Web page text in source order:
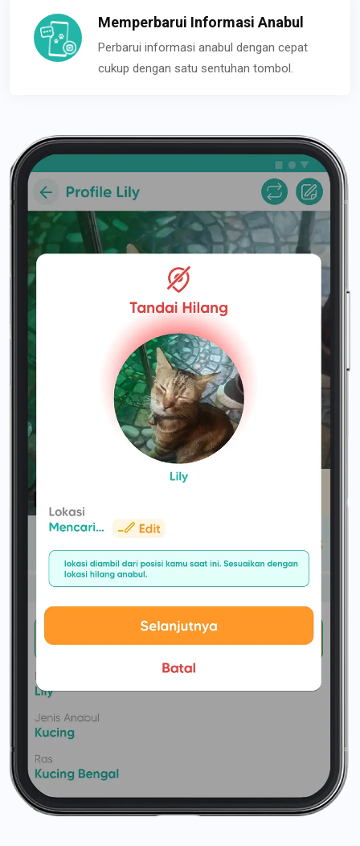
Memperbarui Informasi Anabul
Perbarui informasi anabul dengan cepat
cukup dengan satu sentuhan tombol.